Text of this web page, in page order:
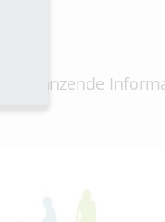
ergänzende